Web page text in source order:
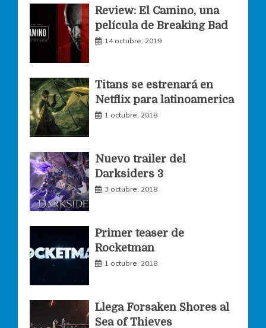
e
b
o
o
t
a
g
m
t
t
r
Review: El Camino, una
película de Breaking Bad
14 octubre, 2019
Titans se estrenará en
Netflix para latinoamerica
1 octubre, 2018
Nuevo trailer del
Darksiders 3
3 octubre, 2018
Primer teaser de
Rocketman
1 octubre, 2018
Llega Forsaken Shores al
Sea of Thieves